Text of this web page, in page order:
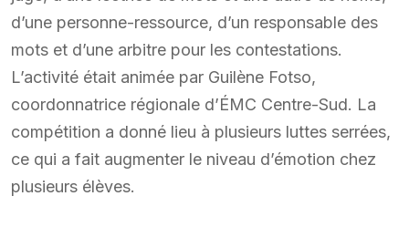
d’une personne-ressource, d’un responsable des
mots et d’une arbitre pour les contestations.
L’activité était animée par Guilène Fotso,
coordonnatrice régionale d’ÉMC Centre-Sud. La
compétition a donné lieu à plusieurs luttes serrées,
ce qui a fait augmenter le niveau d’émotion chez
plusieurs élèves.